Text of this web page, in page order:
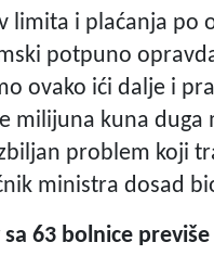
limita i plaćanja po
potpuno
ovako ići dalje i
milijuna kuna
problem koji
ministra dosad
sa 63 bolnice